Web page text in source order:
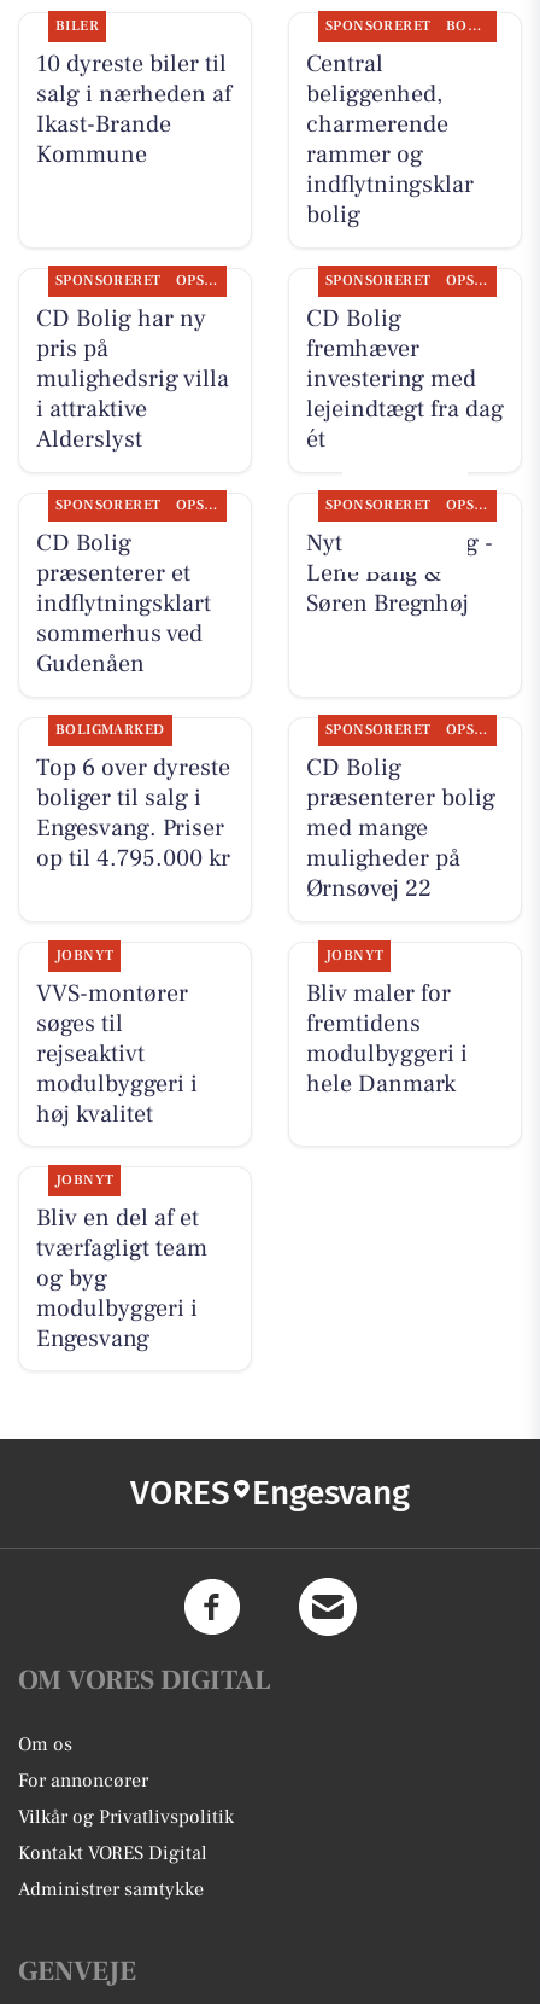
BILER
10 dyreste biler til
salg i nærheden af
Ikast-Brande
Kommune
SPONSORERET BOLIGMARKED
Central
beliggenhed,
charmerende
rammer og
indflytningsklar
bolig
SPONSORERET OPSLAGSTAVLEN
CD Bolig har ny
pris på
mulighedsrig villa
i attraktive
Alderslyst
SPONSORERET OPSLAGSTAVLEN
CD Bolig
fremhæver
investering med
lejeindtægt fra dag
ét
SPONSORERET OPSLAGSTAVLEN
CD Bolig
præsenterer et
indflytningsklart
sommerhus ved
Gudenåen
SPONSORERET OPSLAGSTAVLEN
Nyt fra CD Bolig -
Lene Bang &
Søren Bregnhøj
BOLIGMARKED
Top 6 over dyreste
boliger til salg i
Engesvang. Priser
op til 4.795.000 kr
SPONSORERET OPSLAGSTAVLEN
CD Bolig
præsenterer bolig
med mange
muligheder på
Ørnsøvej 22
JOBNYT
VVS-montører
søges til
rejseaktivt
modulbyggeri i
høj kvalitet
JOBNYT
Bliv maler for
fremtidens
modulbyggeri i
hele Danmark
JOBNYT
Bliv en del af et
tværfagligt team
og byg
modulbyggeri i
Engesvang
VORES Engesvang
OM VORES DIGITAL
Om os
For annoncører
Vilkår og Privatlivspolitik
Kontakt VORES Digital
Administrer samtykke
GENVEJE